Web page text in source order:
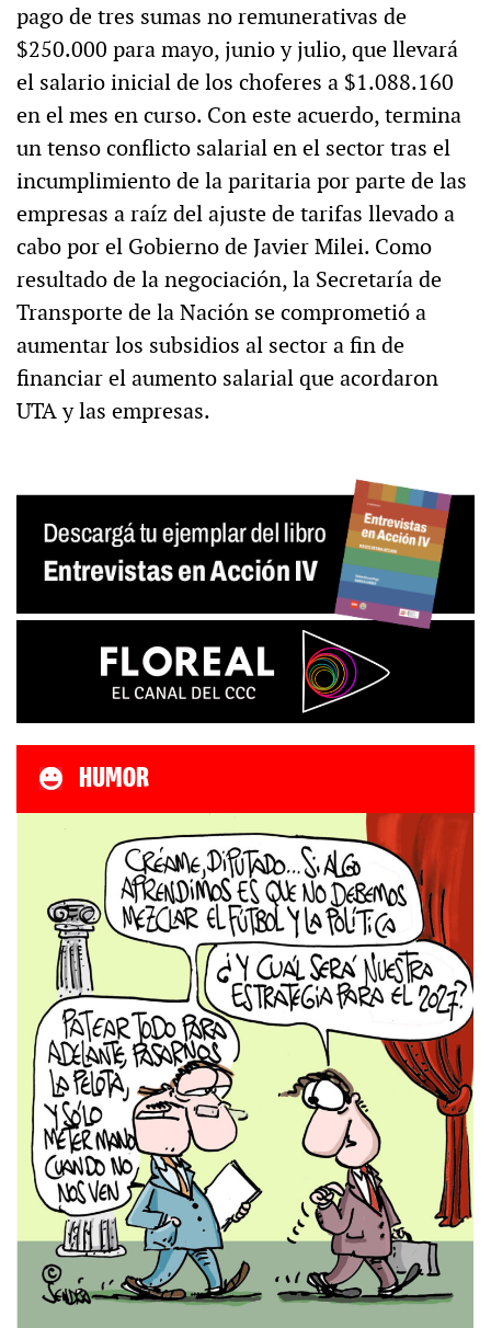
pago de tres sumas no remunerativas de
$250.000 para mayo, junio y julio, que llevará
el salario inicial de los choferes a $1.088.160
en el mes en curso. Con este acuerdo, termina
un tenso conflicto salarial en el sector tras el
incumplimiento de la paritaria por parte de las
empresas a raíz del ajuste de tarifas llevado a
cabo por el Gobierno de Javier Milei. Como
resultado de la negociación, la Secretaría de
Transporte de la Nación se comprometió a
aumentar los subsidios al sector a fin de
financiar el aumento salarial que acordaron
UTA y las empresas.
HUMOR